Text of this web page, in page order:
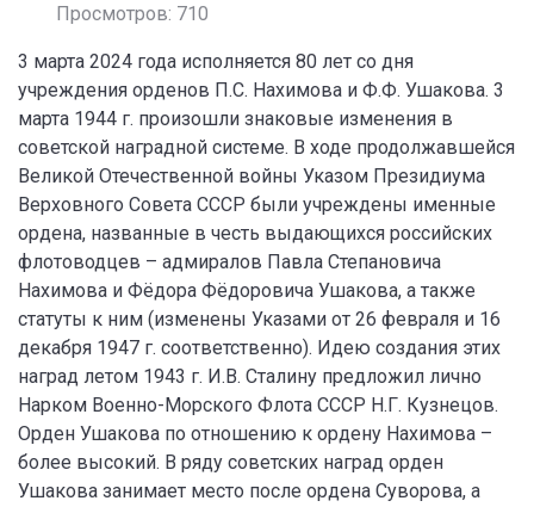
Просмотров: 710
3 марта 2024 года исполняется 80 лет со дня
учреждения орденов П.С. Нахимова и Ф.Ф. Ушакова. 3
марта 1944 г. произошли знаковые изменения в
советской наградной системе. В ходе продолжавшейся
Великой Отечественной войны Указом Президиума
Верховного Совета СССР были учреждены именные
ордена, названные в честь выдающихся российских
флотоводцев – адмиралов Павла Степановича
Нахимова и Фёдора Фёдоровича Ушакова, а также
статуты к ним (изменены Указами от 26 февраля и 16
декабря 1947 г. соответственно). Идею создания этих
наград летом 1943 г. И.В. Сталину предложил лично
Нарком Военно-Морского Флота СССР Н.Г. Кузнецов.
Орден Ушакова по отношению к ордену Нахимова –
более высокий. В ряду советских наград орден
Ушакова занимает место после ордена Суворова, а